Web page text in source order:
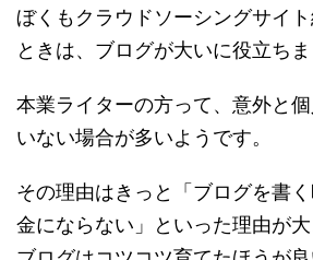
ぼくもクラウドソーシングサイ
ときは、ブログが大いに役立ちま
本業ライターの方って、意外と
いない場合が多いようです。
その理由はきっと「ブログを書
金にならない」といった理由が大